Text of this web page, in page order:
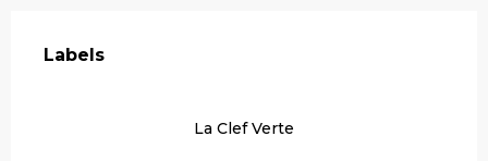
Labels
Labels
La Clef Verte